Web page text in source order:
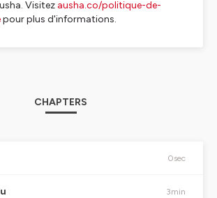
Visitez ausha.co/politique-de-
pour plus d'informations.
CHAPTERS
0sec
3min